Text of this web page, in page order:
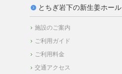
とちぎ岩下の新生姜ホール
施設のご案内
ご利用ガイド
ご利用料金
交通アクセス